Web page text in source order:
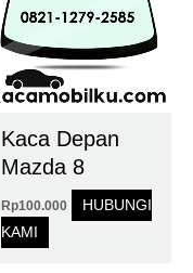
Kaca Depan
Mazda 8
Rp100.000
HUBUNGI
KAMI